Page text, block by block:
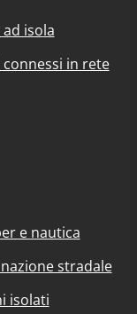
isola
in rete
e nautica
stradale
isolati